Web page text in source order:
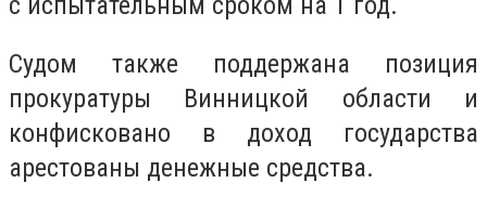
Судом также поддержана позиция
прокуратуры Винницкой области и
конфисковано в доход государства
арестованы денежные средства.